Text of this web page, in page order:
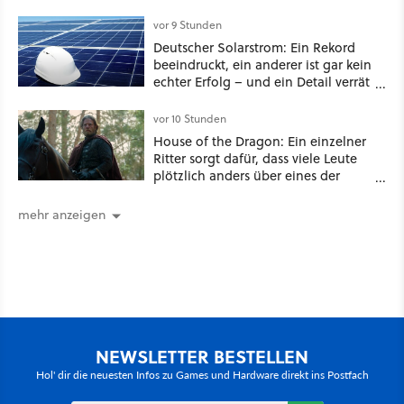
vor 9 Stunden
Deutscher Solarstrom: Ein Rekord
beeindruckt, ein anderer ist gar kein
echter Erfolg – und ein Detail verrät
jede Zahl
vor 10 Stunden
House of the Dragon: Ein einzelner
Ritter sorgt dafür, dass viele Leute
plötzlich anders über eines der
mehr anzeigen
NEWSLETTER BESTELLEN
Hol' dir die neuesten Infos zu Games und Hardware direkt ins Postfach